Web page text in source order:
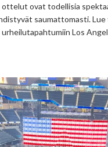
ottelut ovat todellisia
saumattomasti.
Los